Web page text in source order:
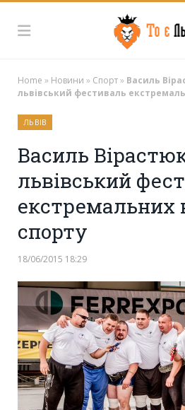
Home » Новини » Спорт» Василь
львівський фестиваль
ЛЬВІВ
Василь
львівський
екстремальних
спорту
18/06/2015 18:29